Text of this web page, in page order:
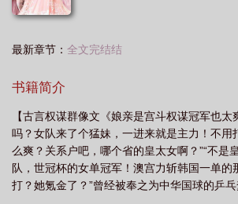
最新章节： 全文完结结
书籍简介
【古言权谋群像文《娘亲是宫斗权谋冠军也太
吗？女队来了个猛妹，一进来就是主力！不用
么爽？关系户吧，哪个省的皇太女啊？”“不是
队，世冠杯的女单冠军！澳宫力斩韩国一单的
打？她氪金了？”曾经被奉之为中华国球的乒